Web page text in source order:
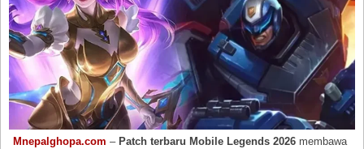
Mnepalghopa.com – Patch terbaru Mobile Legends 2026 membawa